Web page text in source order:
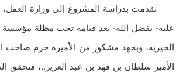
تقدمت بدراسة المشروع إلى وزارة العمل،
عليه- بفضل الله- بعد قيامه تحت مظلة مؤسسة
الخيرية، وبجهد مشكور من الأميرة حرم صاحب
الأمير سلطان بن فهد بن عبد العزيز..، فتحقق